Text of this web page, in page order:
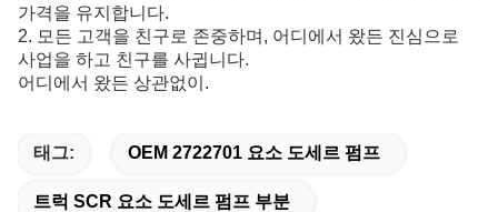
가격을 유지합니다.
2. 모든 고객을 친구로 존중하며, 어디에서 왔든 진심으로
사업을 하고 친구를 사귑니다.
어디에서 왔든 상관없이.
태그: OEM 2722701 요소 도세르 펌프
트럭 SCR 요소 도세르 펌프 부분